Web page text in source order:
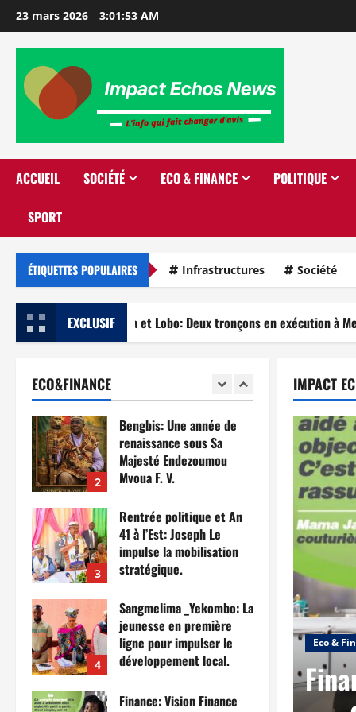
23 mars 2026 3:01:54 AM
ACCUEIL SOCIÉTÉ ECO & FINANCE POLITIQUE
SPORT
ÉTIQUETTES POPULAIRES Infrastructures Société
EXCLUSIF
dans le Dja et Lobo: Deux tronçons en exécution à
IMPACT
Boulemou, l’audace
au service de la
Eco &
ECO&FINANCE
2
Mvoua F. V.
3
41 à l’Est: Joseph Le
impulse la mobilisation
stratégique.
22 mars 2026
jeunesse en première
ligne pour impulser le
5
casse les prix de son
Compte Épargne.
1
Bitumage des routes
2
Bengbis: Une année de
renaissance sous Sa
Majesté Endezoumou
Mvoua F. V.
3
Rentrée politique et An
41 à l’Est: Joseph Le
impulse la mobilisation
stratégique.
4
Sangmelima _Yekombo: La
jeunesse en première
ligne pour impulser le
développement local.
Finance: Vision Finance